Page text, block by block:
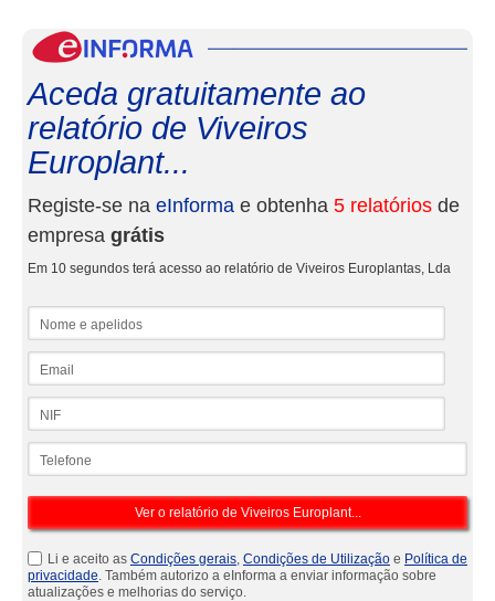
Aceda gratuitamente ao
relatório de Viveiros
Europlant...
Registe-se na eInforma e obtenha 5 relatórios de
empresa grátis
Em 10 segundos terá acesso ao relatório de Viveiros Europlantas, Lda
Li e aceito as Condições gerais, Condições de Utilização e Política de
privacidade. Também autorizo a eInforma a enviar informação sobre
atualizações e melhorias do serviço.